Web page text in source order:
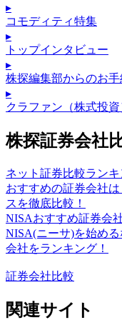
▸
コモディティ特集
▸
トップインタビュー
▸
株探編集部からのお手
▸
クラファン（株式投
株探証券会社
ネット証券比較ラン
おすすめの証券会社
スを徹底比較！
NISAおすすめ証券会
NISA(ニーサ)を始め
会社をランキング！
証券会社比較
関連サイト